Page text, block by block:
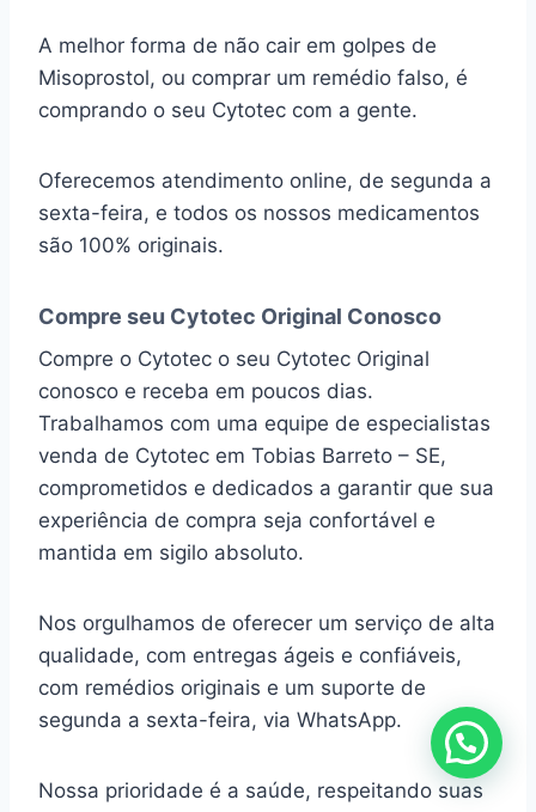
A melhor forma de não cair em golpes de
Misoprostol, ou comprar um remédio falso, é
comprando o seu Cytotec com a gente.
Oferecemos atendimento online, de segunda a
sexta-feira, e todos os nossos medicamentos
são 100% originais.
Compre seu Cytotec Original Conosco
Compre o Cytotec o seu Cytotec Original
conosco e receba em poucos dias.
Trabalhamos com uma equipe de especialistas
venda de Cytotec em Tobias Barreto – SE,
comprometidos e dedicados a garantir que sua
experiência de compra seja confortável e
mantida em sigilo absoluto.
Nos orgulhamos de oferecer um serviço de alta
qualidade, com entregas ágeis e confiáveis,
com remédios originais e um suporte de
segunda a sexta-feira, via WhatsApp.
Nossa prioridade é a saúde, respeitando suas